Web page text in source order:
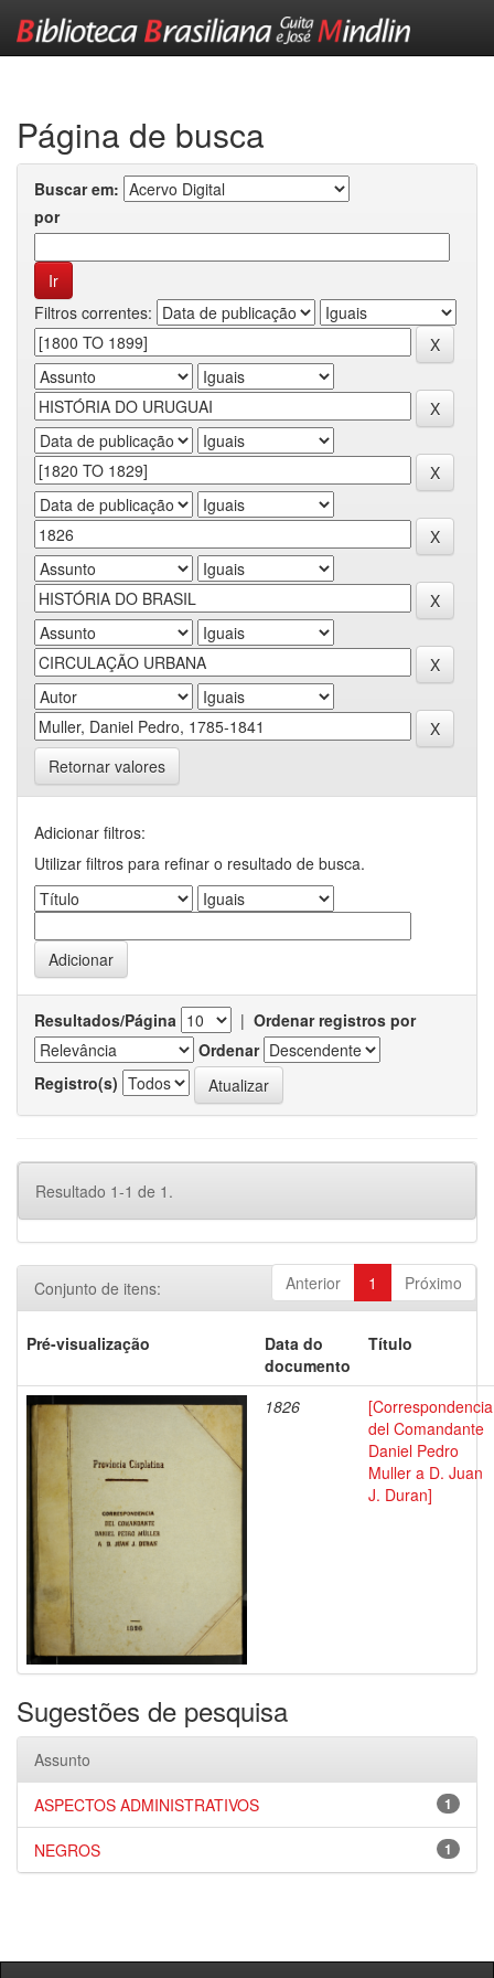
Página de busca
Buscar em:
por
Filtros correntes:
Retornar valores
Adicionar filtros:
Utilizar filtros para refinar o resultado de busca.
Resultados/Página | Ordenar registros por
Ordenar
Registro(s)
Resultado 1-1 de 1.
Anterior 1 Próximo
Conjunto de itens:
Pré-visualização
Data do
documento
Título
1826
[Correspondencia
del Comandante
Daniel Pedro
Muller a D. Juan
J. Duran]
Sugestões de pesquisa
Assunto
1
ASPECTOS ADMINISTRATIVOS
1
NEGROS